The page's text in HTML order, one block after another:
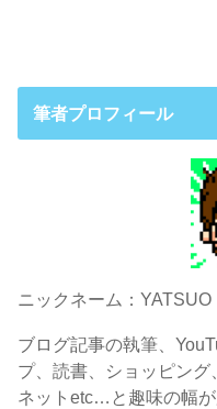
筆者プロフィール
ニックネーム：YATSUO
ブログ記事の執筆、
プ、読書、ショッピン
ネットetc…と趣味の幅が